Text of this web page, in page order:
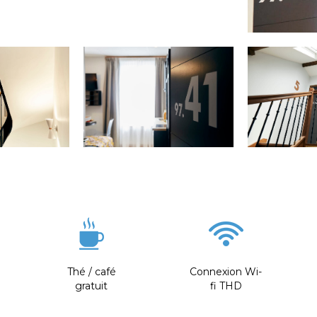
Thé / café
gratuit
Connexion Wi-
fi THD